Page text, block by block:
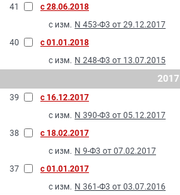
41
с 28.06.2018
с изм. N 453-Ф3 от 29.12.2017
40
с 01.01.2018
с изм. N 248-Ф3 от 13.07.2015
2017
39
с 16.12.2017
с изм. N 390-Ф3 от 05.12.2017
38
с 18.02.2017
с изм. N 9-Ф3 от 07.02.2017
37
с 01.01.2017
с изм. N 361-Ф3 от 03.07.2016